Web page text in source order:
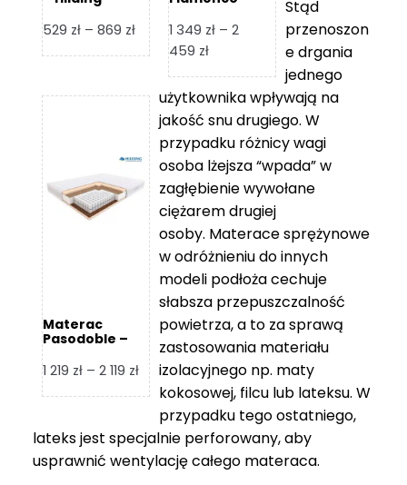
529 zł – 869 złZakres
cen:
529 zł
do
869 zł
1 349 zł – 2
459 złZakres
od
1
349 zł
2
459 zł
Materac
Pasodoble –
1 219 zł – 2 119 złZakres
cen:
1
219 zł
do
Stąd
przenoszon
e drgania
jednego
użytkownika wpływają na
jakość snu drugiego. W
przypadku różnicy wagi
osoba lżejsza “wpada” w
zagłębienie wywołane
ciężarem drugiej
osoby. Materace sprężynowe
w odróżnieniu do innych
modeli podłoża cechuje
słabsza przepuszczalność
powietrza, a to za sprawą
zastosowania materiału
izolacyjnego np. maty
kokosowej, filcu lub lateksu. W
przypadku tego ostatniego,
lateks jest specjalnie perforowany, aby
usprawnić wentylację całego materaca.